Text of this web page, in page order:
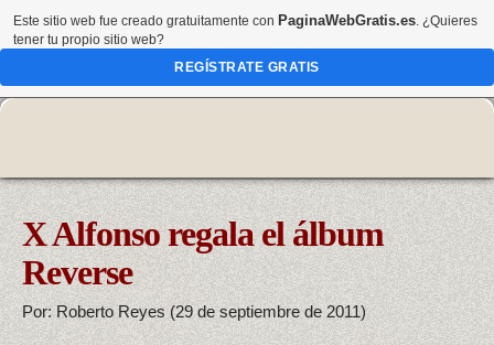
X Alfonso regala el álbum
Reverse
Por: Roberto Reyes (29 de septiembre de 2011)
Este sitio web fue creado gratuitamente con PaginaWebGratis.es. ¿Quieres
tener tu propio sitio web?
REGÍSTRATE GRATIS